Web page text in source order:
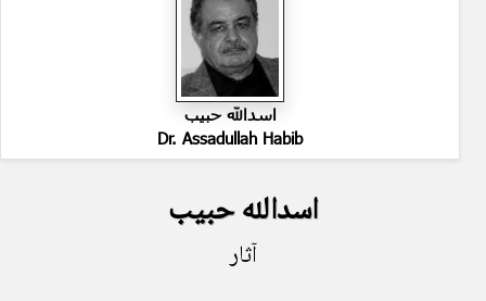
اسدالله حبیب
Dr. Assadullah Habib
اسدالله حبیب
آثار